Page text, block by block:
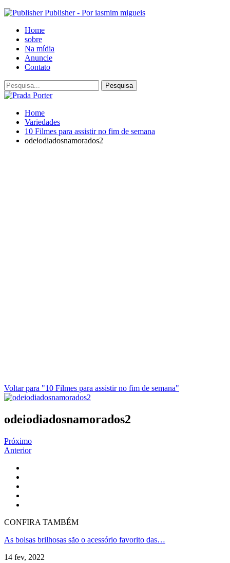
Publisher - Por iasmim migueis
Home
sobre
Na mídia
Anuncie
Contato
Home
Variedades
10 Filmes para assistir no fim de semana
odeiodiadosnamorados2
Voltar para "10 Filmes para assistir no fim de semana"
odeiodiadosnamorados2
Próximo
Anterior
CONFIRA TAMBÉM
As bolsas brilhosas são o acessório favorito das…
14 fev, 2022